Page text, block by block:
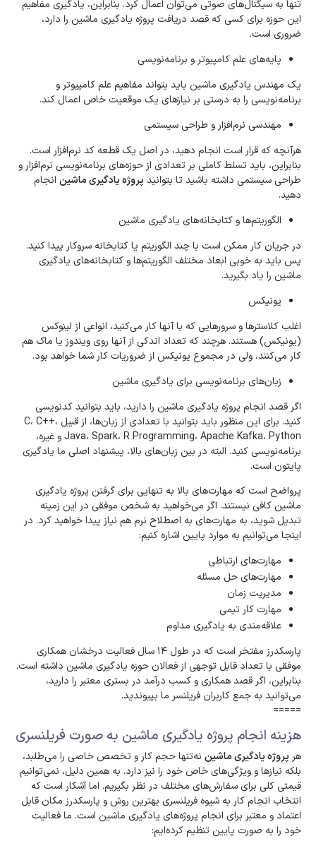
تنها به سیگنال‌های صوتی می‌توان اعمال کرد. بنابراین، یادگیری مفاهیم
این حوزه برای کسی که قصد دریافت پروژه یادگیری ماشین را دارد،
ضروری است.
پایه‌های علم کامپیوتر و برنامه‌نویسی
یک مهندس یادگیری ماشین باید بتواند مفاهیم علم کامپیوتر و
برنامه‌نویسی را به درستی بر نیازهای یک موقعیت خاص اعمال کند.
مهندسی نرم‌افزار و طراحی سیستمی
هرآنچه که قرار است انجام دهید، در اصل یک قطعه کد نرم‌افزار است.
بنابراین، باید تسلط کاملی بر تعدادی از حوزه‌های برنامه‌نویسی نرم‌افزار و
طراحی سیستمی داشته باشید تا بتوانید پروژه یادگیری ماشین انجام
دهید.
الگوریتم‌ها و کتابخانه‌های یادگیری ماشین
در جریان کار ممکن است با چند الگوریتم یا کتابخانه سروکار پیدا کنید.
پس باید به خوبی ابعاد مختلف الگوریتم‌ها و کتابخانه‌های یادگیری
ماشین را یاد بگیرید.
یونیکس
اغلب کلاسترها و سرورهایی که با آنها کار می‌کنید، انواعی از لینوکس
(یونیکس) هستند. هرچند که تعداد اندکی از آنها روی ویندوز یا ماک هم
کار می‌کنند، ولی در مجموع یونیکس از ضروریات کار شما خواهد بود.
زبان‌های برنامه‌نویسی برای یادگیری ماشین
اگر قصد انجام پروژه یادگیری ماشین را دارید، باید بتوانید کدنویسی
کنید. برای این منظور باید بتوانید با تعدادی از زبان‌ها، از قبیل C، C++،
Java، Spark، R Programming، Apache Kafka، Python و غیره،
برنامه‌نویسی کنید. البته در بین زبان‌های بالا، پیشنهاد اصلی ما یادگیری
پایتون است.
پرواضح است که مهارت‌های بالا به تنهایی برای گرفتن پروژه یادگیری
ماشین کافی نیستند. اگر می‌خواهید به شخص موفقی در این زمینه
تبدیل شوید، به مهارت‌های به اصطلاح نرم هم نیاز پیدا خواهید کرد. در
اینجا می‌توانیم به موارد پایین اشاره کنیم:
مهارت‌های ارتباطی
مهارت‌های حل مسئله
مدیریت زمان
مهارت کار تیمی
علاقه‌مندی به یادگیری مداوم
پارسکدرز مفتخر است که در طول ۱۴ سال فعالیت درخشان همکاری
موفقی با تعداد قابل توجهی از فعالان حوزه یادگیری ماشین داشته است.
بنابراین، اگر قصد همکاری و کسب درآمد در بستری معتبر را دارید،
می‌توانید به جمع کاربران فریلنسر ما بپیوندید.
=====
هزینه انجام پروژه یادگیری ماشین به صورت فریلنسری
هر پروژه یادگیری ماشین نه‌تنها حجم کار و تخصص خاصی را می‌طلبد،
بلکه نیازها و ویژگی‌های خاص خود را نیز دارد. به همین دلیل، نمی‌توانیم
قیمتی کلی برای سفارش‌های مختلف در نظر بگیریم. اما آشکار است که
انتخاب انجام کار به شیوه فریلنسری بهترین روش و پارسکدرز مکان قابل
اعتماد و معتبر برای انجام پروژه‌های یادگیری ماشین است. ما فعالیت
خود را به صورت پایین تنظیم کرده‌ایم: